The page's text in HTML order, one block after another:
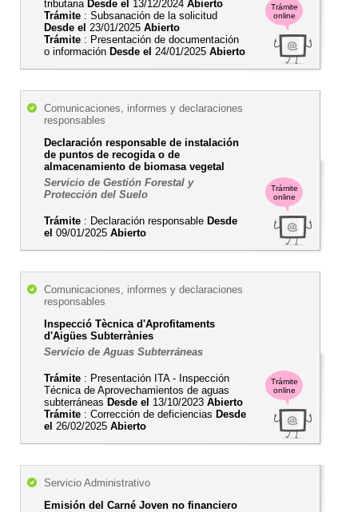
Trámite
online
tributaria Desde el 13/12/2024 Abierto
Trámite : Subsanación de la solicitud
Desde el 23/01/2025 Abierto
Trámite : Presentación de documentación
o información Desde el 24/01/2025 Abierto
Trámite
online
Comunicaciones, informes y declaraciones
responsables
Declaración responsable de instalación
de puntos de recogida o de
almacenamiento de biomasa vegetal
Servicio de Gestión Forestal y
Protección del Suelo
Trámite : Declaración responsable Desde
el 09/01/2025 Abierto
Trámite
online
Comunicaciones, informes y declaraciones
responsables
Inspecció Tècnica d'Aprofitaments
d'Aigües Subterrànies
Servicio de Aguas Subterráneas
Trámite : Presentación ITA - Inspección
Técnica de Aprovechamientos de aguas
subterráneas Desde el 13/10/2023 Abierto
Trámite : Corrección de deficiencias Desde
el 26/02/2025 Abierto
Servicio Administrativo
Emisión del Carné Joven no financiero